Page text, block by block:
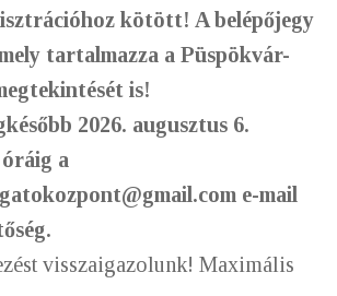
kötött! A belépőjegy
tartalmazza a Püspökvár-
is!
2026. augusztus 6.
a
e-mail
visszaigazolunk! Maximális